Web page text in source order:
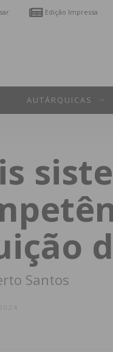
Edição Impressa
AUTÁRQUICAS
Santos